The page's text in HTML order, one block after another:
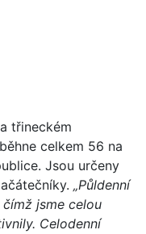
třineckém
celkem 56 na
Jsou určeny
„Půldenní
jsme celou
Celodenní